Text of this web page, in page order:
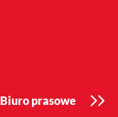
Biuro prasowe